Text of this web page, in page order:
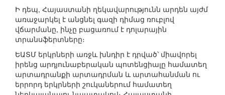
Ի դեպ, Հայաստանի ղեկավարությունն արդեն այժմ
առաջարկել է անցնել գազի դիմաց ռուբլով
վճարմանը, ինչը բացառում է դոլարային
տրանսֆերտները։
ԵԱՏՄ երկրների առջև խնդիր է դրված՝ միավորել
իրենց արդյունաբերական պոտենցիալը համատեղ
արտադրանքի արտադրման և արտահանման ու
երրորդ երկրների շուկաներում համատեղ